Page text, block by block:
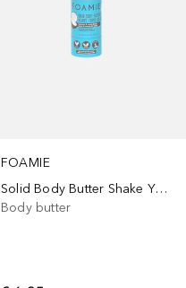
FOAMIE
Solid Body Butter Shake Your Coconuts
Body butter